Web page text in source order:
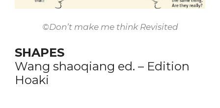
©Don’t make me think Revisited
SHAPES
Wang shaoqiang ed. – Edition
Hoaki